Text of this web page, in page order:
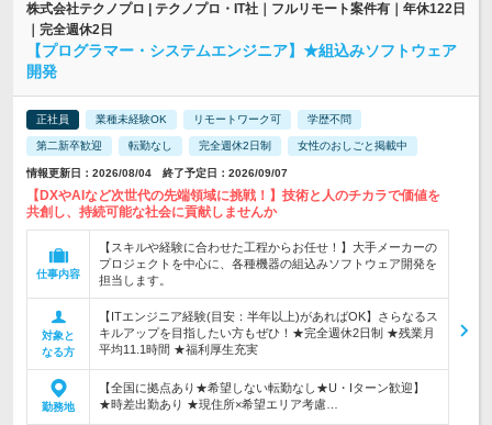
株式会社テクノプロ | テクノプロ・IT社｜フルリモート案件有｜年休122日
｜完全週休2日
【プログラマー・システムエンジニア】★組込みソフトウェア
開発
正社員 業種未経験OK リモートワーク可 学歴不問
第二新卒歓迎 転勤なし 完全週休2日制 女性のおしごと掲載中
情報更新日：2026/08/04 終了予定日：2026/09/07
【DXやAIなど次世代の先端領域に挑戦！】技術と人のチカラで価値を
共創し、持続可能な社会に貢献しませんか
仕事内容
【スキルや経験に合わせた工程からお任せ！】大手メーカーの
プロジェクトを中心に、各種機器の組込みソフトウェア開発を
担当します。
対象と
なる方
【ITエンジニア経験(目安：半年以上)があればOK】さらなるス
キルアップを目指したい方もぜひ！★完全週休2日制 ★残業月
平均11.1時間 ★福利厚生充実
勤務地
【全国に拠点あり★希望しない転勤なし★U・Iターン歓迎】
★時差出勤あり ★現住所×希望エリア考慮…